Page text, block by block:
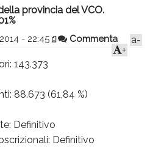
provincia del VCO.
- 22:45 Commenta
a-
+
143.373
88.673 (61,84 %)
Definitivo
Definitivo